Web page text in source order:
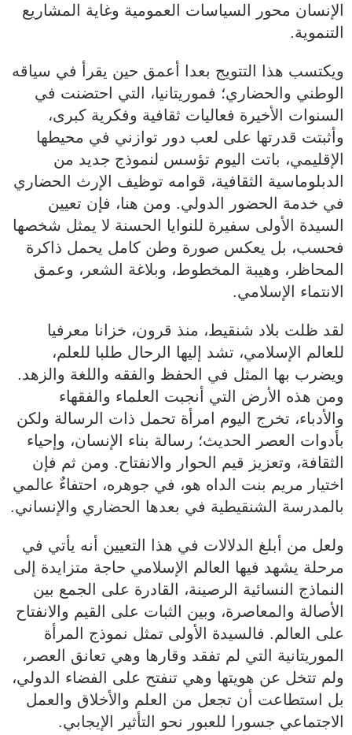
الإنسان محور السياسات العمومية وغاية المشاريع
التنموية.
ويكتسب هذا التتويج بعدا أعمق حين يقرأ في سياقه
الوطني والحضاري؛ فموريتانيا، التي احتضنت في
السنوات الأخيرة فعاليات ثقافية وفكرية كبرى،
وأثبتت قدرتها على لعب دور توازني في محيطها
الإقليمي، باتت اليوم تؤسس لنموذج جديد من
الدبلوماسية الثقافية، قوامه توظيف الإرث الحضاري
في خدمة الحضور الدولي. ومن هنا، فإن تعيين
السيدة الأولى سفيرة للنوايا الحسنة لا يمثل شخصها
فحسب، بل يعكس صورة وطن كامل يحمل ذاكرة
المحاظر، وهيبة المخطوط، وبلاغة الشعر، وعمق
الانتماء الإسلامي.
لقد ظلت بلاد شنقيط، منذ قرون، خزانا معرفيا
للعالم الإسلامي، تشد إليها الرحال طلبا للعلم،
ويضرب بها المثل في الحفظ والفقه واللغة والزهد.
ومن هذه الأرض التي أنجبت العلماء والفقهاء
والأدباء، تخرج اليوم امرأة تحمل ذات الرسالة ولكن
بأدوات العصر الحديث؛ رسالة بناء الإنسان، وإحياء
الثقافة، وتعزيز قيم الحوار والانفتاح. ومن ثم فإن
اختيار مريم بنت الداه هو، في جوهره، احتفاءٌ عالمي
بالمدرسة الشنقيطية في بعدها الحضاري والإنساني.
ولعل من أبلغ الدلالات في هذا التعيين أنه يأتي في
مرحلة يشهد فيها العالم الإسلامي حاجة متزايدة إلى
النماذج النسائية الرصينة، القادرة على الجمع بين
الأصالة والمعاصرة، وبين الثبات على القيم والانفتاح
على العالم. فالسيدة الأولى تمثل نموذج المرأة
الموريتانية التي لم تفقد وقارها وهي تعانق العصر،
ولم تتخل عن هويتها وهي تنفتح على الفضاء الدولي،
بل استطاعت أن تجعل من العلم والأخلاق والعمل
الاجتماعي جسورا للعبور نحو التأثير الإيجابي.